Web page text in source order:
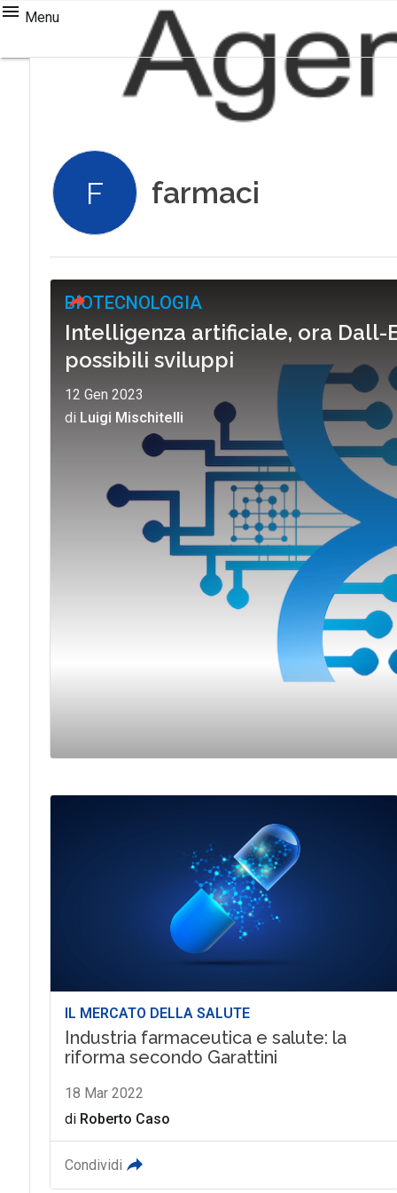
Menu
F farmaci
BIOTECNOLOGIA
Intelligenza artificiale, ora Dall-
possibili sviluppi
12 Gen 2023
di Luigi Mischitelli
IL MERCATO DELLA SALUTE
Industria farmaceutica e salute: la
riforma secondo Garattini
18 Mar 2022
di Roberto Caso
Condividi